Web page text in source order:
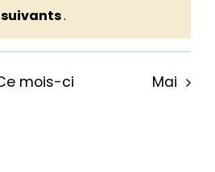
.
mois-ci Mai